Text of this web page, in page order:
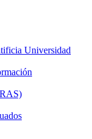
Universidad